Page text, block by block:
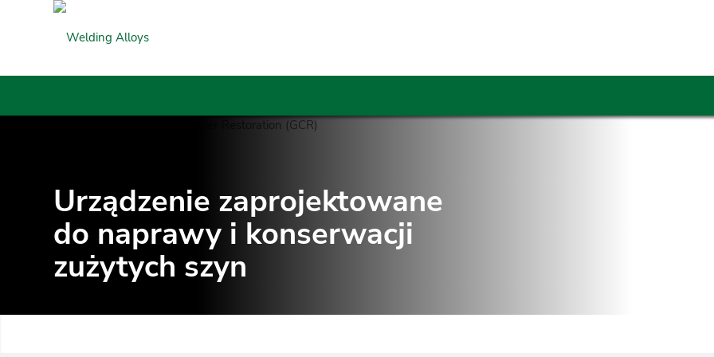
Urządzenie zaprojektowane
do naprawy i konserwacji
zużytych szyn